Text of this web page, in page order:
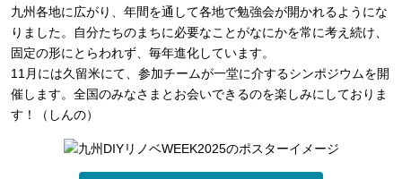
九州各地に広がり、年間を通して各地で勉強会が開かれるようにな
りました。自分たちのまちに必要なことがなにかを常に考え続け、
固定の形にとらわれず、毎年進化しています。
11月には久留米にて、参加チームが一堂に介するシンポジウムを開
催します。全国のみなさまとお会いできるのを楽しみにしておりま
す！（しんの）